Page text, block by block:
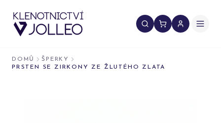
DOMŮ
ŠPERKY
PRSTEN SE ZIRKONY ZE ŽLUTÉHO ZLATA